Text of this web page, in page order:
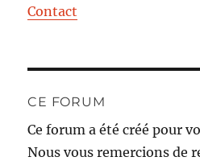
Contact
CE FORUM
Ce forum a été créé pour
Nous vous remercions de